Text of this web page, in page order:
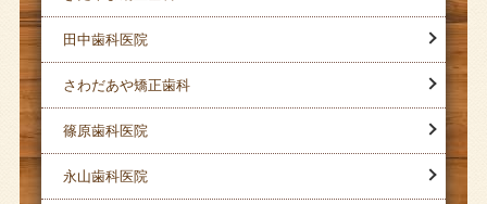
田中歯科医院
さわだあや矯正歯科
篠原歯科医院
永山歯科医院